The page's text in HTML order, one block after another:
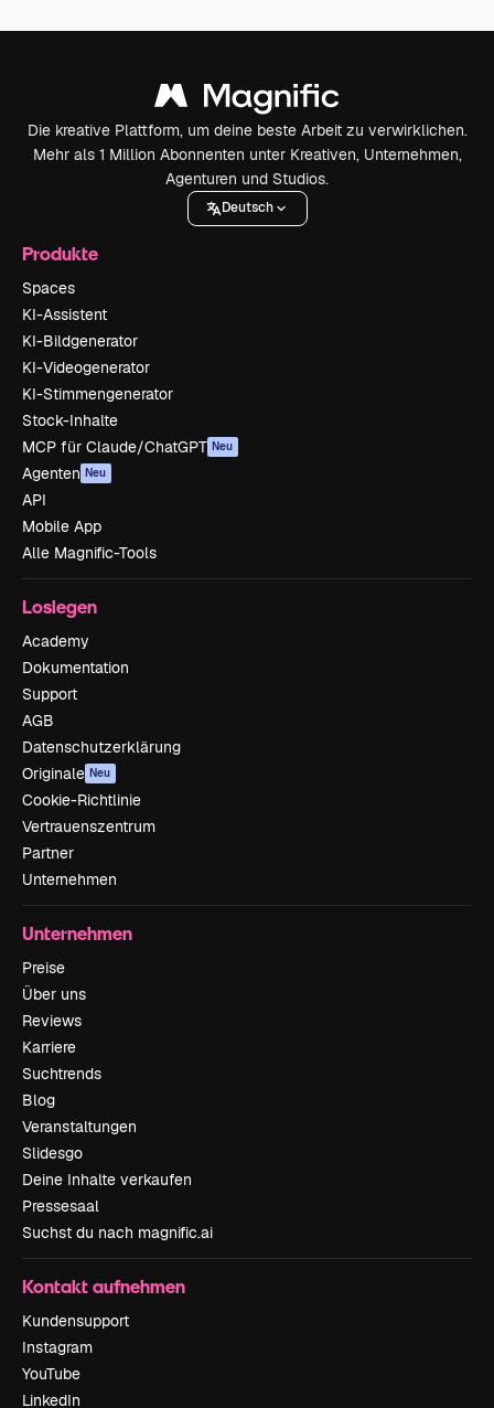
Die kreative Plattform, um deine beste Arbeit zu verwirklichen.
Mehr als 1 Million Abonnenten unter Kreativen, Unternehmen,
Agenturen und Studios.
Deutsch
Produkte
Spaces
KI-Assistent
KI-Bildgenerator
KI-Videogenerator
KI-Stimmengenerator
Stock-Inhalte
MCP für Claude/ChatGPT Neu
Agenten Neu
API
Mobile App
Alle Magnific-Tools
Loslegen
Academy
Dokumentation
Support
AGB
Datenschutzerklärung
Originale Neu
Cookie-Richtlinie
Vertrauenszentrum
Partner
Unternehmen
Unternehmen
Preise
Über uns
Reviews
Karriere
Suchtrends
Blog
Veranstaltungen
Slidesgo
Deine Inhalte verkaufen
Pressesaal
Suchst du nach magnific.ai
Kontakt aufnehmen
Kundensupport
Instagram
YouTube
LinkedIn